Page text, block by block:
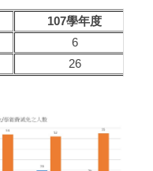
107學年度
6
26